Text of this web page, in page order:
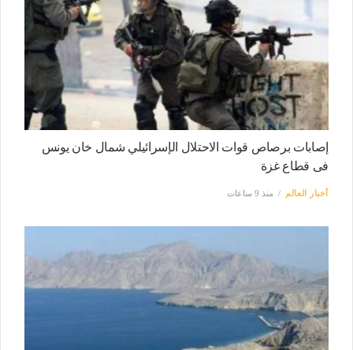
إصابات برصاص قوات الاحتلال الإسرائيلي شمال خان يونس
فى قطاع غزة
أخبار العالم منذ 9 ساعات